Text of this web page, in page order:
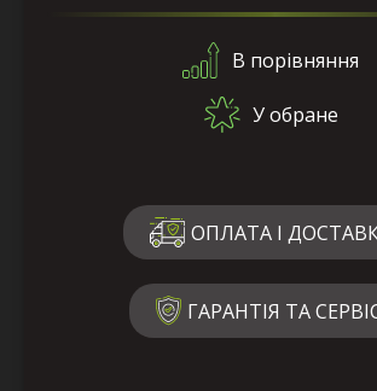
В порівняння
У обране
ОПЛАТА І
ГАРАНТІЯ ТА